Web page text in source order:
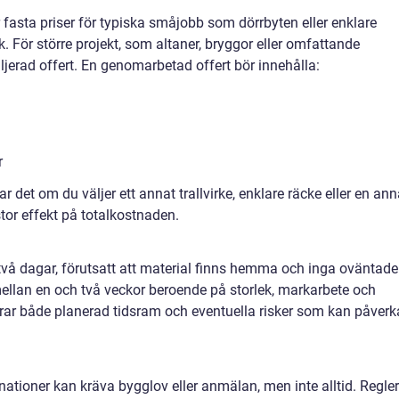
priser för typiska småjobb som dörrbyten eller enklare
För större projekt, som altaner, bryggor eller omfattande
offert. En genomarbetad offert bör innehålla:
det om du väljer ett annat trallvirke, enklare räcke eller en
effekt på totalkostnaden.
dagar, förutsatt att material finns hemma och inga oväntade
en och två veckor beroende på storlek, markarbete och
både planerad tidsram och eventuella risker som kan
kan kräva bygglov eller anmälan, men inte alltid.